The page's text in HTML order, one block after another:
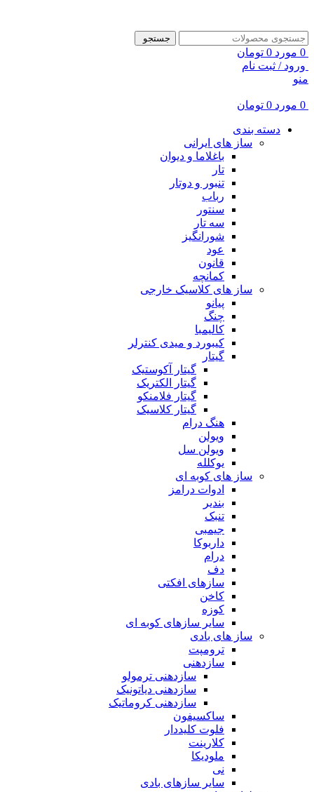
جستجو
0 مورد 0 تومان
ورود / ثبت نام
منو
0 مورد 0 تومان
دسته بندی
ساز های ایرانی
باغلاما و دیوان
تار
تنبور و دوتار
رباب
سنتور
سه تار
شورانگیز
عود
قانون
کمانچه
ساز های کلاسیک خارجی
پیانو
چنگ
کالیمبا
کیبورد و میدی کنترلر
گیتار
گیتار آکوستیک
گیتار الکتریک
گیتار فلامنکو
گیتار کلاسیک
هنگ درام
ویولن
ویولن سل
یوکلله
ساز های کوبه ای
ادوات درامز
بندیر
تنبک
جیمبی
داربوکا
درام
دف
سازهای افکتی
کاخن
کوزه
سایر سازهای کوبه ای
ساز های بادی
ترومپت
سازدهنی
سازدهنی ترمولو
سازدهنی دیاتونیک
سازدهنی کروماتیک
ساکسیفون
فلوت کلیددار
کلارینت
ملودیکا
نی
سایر سازهای بادی